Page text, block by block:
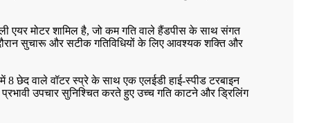
सॉ ब्लेड
स्टील्थ® सीके08 टॉर्क क्लीन हेड हाई
स्पीड हैंडपीस
एयर मोटर शामिल है, जो कम गति वाले हैंडपीस के साथ संगत
सुचारू और सटीक गतिविधियों के लिए आवश्यक शक्ति और
8 छेद वाले वॉटर स्प्रे के साथ एक एलईडी हाई-स्पीड टरबाइन
उपचार सुनिश्चित करते हुए उच्च गति काटने और ड्रिलिंग